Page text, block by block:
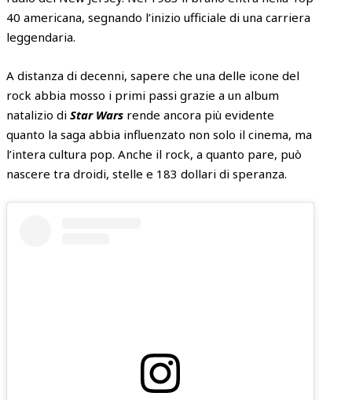
40 americana, segnando l’inizio ufficiale di una carriera
leggendaria.
A distanza di decenni, sapere che una delle icone del
rock abbia mosso i primi passi grazie a un album
natalizio diStar Wars rende ancora più evidente
quanto la saga abbia influenzato non solo il cinema, ma
l’intera cultura pop. Anche il rock, a quanto pare, può
nascere tra droidi, stelle e 183 dollari di speranza.